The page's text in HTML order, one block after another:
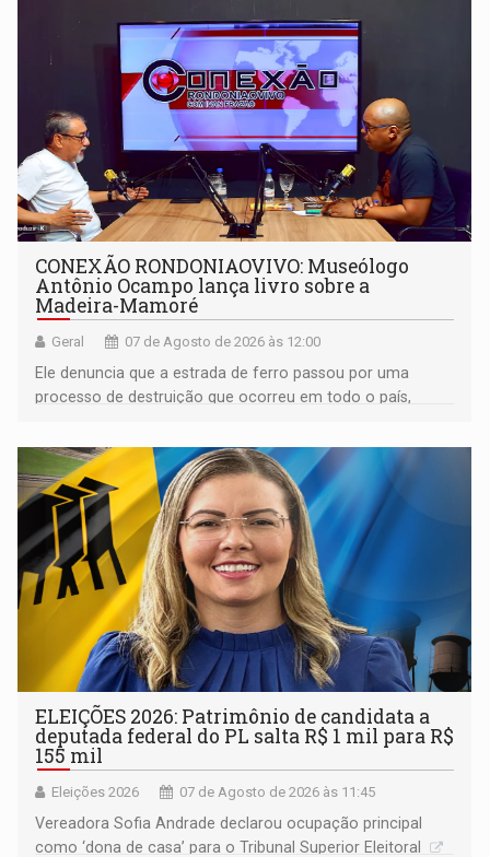
CONEXÃO RONDONIAOVIVO: Museólogo
Antônio Ocampo lança livro sobre a
Madeira-Mamoré
Geral 07 de Agosto de 2026 às 12:00
Ele denuncia que a estrada de ferro passou por uma
processo de destruição que ocorreu em todo o país,
ELEIÇÕES 2026: Patrimônio de candidata a
deputada federal do PL salta R$ 1 mil para R$
155 mil
Eleições 2026 07 de Agosto de 2026 às 11:45
Vereadora Sofia Andrade declarou ocupação principal
como ‘dona de casa’ para o Tribunal Superior Eleitoral